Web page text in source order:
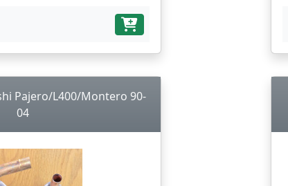
Pajero/L400/Montero 90-
04